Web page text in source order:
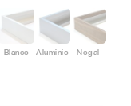
Blanco Aluminio Nogal